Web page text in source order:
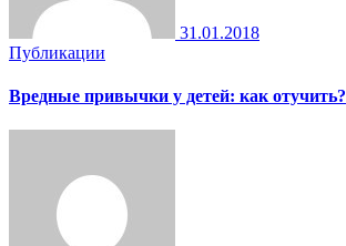
31.01.2018
Публикации
Вредные привычки у детей: как отучить?